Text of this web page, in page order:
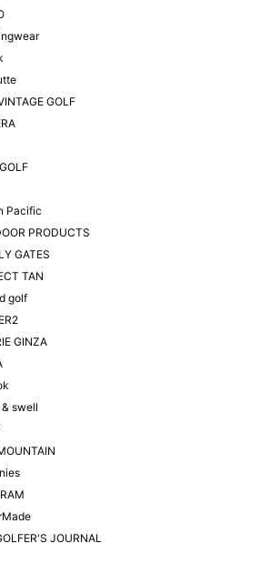
GOLF
Pacific
PRODUCTS
GATES
TAN
golf
GINZA
swell
JOURNAL